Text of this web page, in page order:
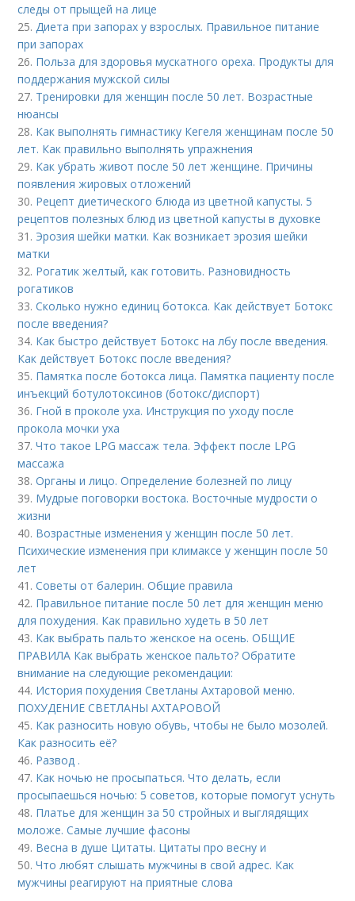
следы от прыщей на лице
25.Диета при запорах у взрослых. Правильное питание
при запорах
26. Польза для здоровья мускатного ореха. Продукты для
поддержания мужской силы
27. Тренировки для женщин после 50 лет. Возрастные
нюансы
28. Как выполнять гимнастику Кегеля женщинам после 50
лет. Как правильно выполнять упражнения
29. Как убрать живот после 50 лет женщине. Причины
появления жировых отложений
30. Рецепт диетического блюда из цветной капусты. 5
рецептов полезных блюд из цветной капусты в духовке
31. Эрозия шейки матки. Как возникает эрозия шейки
матки
32. Рогатик желтый, как готовить. Разновидность
рогатиков
33.Сколько нужно единиц ботокса. Как действует Ботокс
после введения?
34. Как быстро действует Ботокс на лбу после введения.
Как действует Ботокс после введения?
35. Памятка после ботокса лица. Памятка пациенту после
инъекций ботулотоксинов (ботокс/диспорт)
36. Гной в проколе уха. Инструкция по уходу после
прокола мочки уха
37.Что такое LPG массаж тела. Эффект после LPG
массажа
38.Органы и лицо. Определение болезней по лицу
39. Мудрые поговорки востока. Восточные мудрости о
жизни
40. Возрастные изменения у женщин после 50 лет.
Психические изменения при климаксе у женщин после 50
лет
41.Советы от балерин. Общие правила
42. Правильное питание после 50 лет для женщин меню
для похудения. Как правильно худеть в 50 лет
43. Как выбрать пальто женское на осень. ОБЩИЕ
ПРАВИЛА Как выбрать женское пальто? Обратите
внимание на следующие рекомендации:
44. История похудения Светланы Ахтаровой меню.
ПОХУДЕНИЕ СВЕТЛАНЫ АХТАРОВОЙ
45. Как разносить новую обувь, чтобы не было мозолей.
Как разносить её?
46. Развод .
47. Как ночью не просыпаться. Что делать, если
просыпаешься ночью: 5 советов, которые помогут уснуть
48. Платье для женщин за 50 стройных и выглядящих
моложе. Самые лучшие фасоны
49. Весна в душе Цитаты. Цитаты про весну и
50.Что любят слышать мужчины в свой адрес. Как
мужчины реагируют на приятные слова